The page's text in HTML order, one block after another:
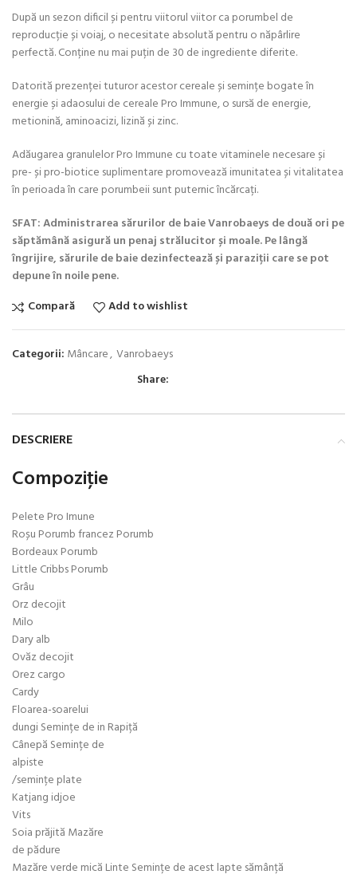
După un sezon dificil și pentru viitorul viitor ca porumbel de
reproducție și voiaj, o necesitate absolută pentru o năpârlire
perfectă. Conține nu mai puțin de 30 de ingrediente diferite.
Datorită prezenței tuturor acestor cereale și semințe bogate în
energie și adaosului de cereale Pro Immune, o sursă de energie,
metionină, aminoacizi, lizină și zinc.
Adăugarea granulelor Pro Immune cu toate vitaminele necesare și
pre- și pro-biotice suplimentare promovează imunitatea și vitalitatea
în perioada în care porumbeii sunt puternic încărcați.
SFAT: Administrarea sărurilor de baie Vanrobaeys de două ori pe
săptămână asigură un penaj strălucitor și moale. Pe lângă
îngrijire, sărurile de baie dezinfectează și paraziții care se pot
depune în noile pene.
Compară
Add to wishlist
Categorii: Mâncare, Vanrobaeys
Share:
DESCRIERE
Compoziţie
Pelete Pro Imune
Roșu Porumb francez Porumb
Bordeaux Porumb
Little Cribbs Porumb
Grâu
Orz decojit
Milo
Dary alb
Ovăz decojit
Orez cargo
Cardy
Floarea-soarelui
dungi Semințe de in Rapiță
Cânepă Semințe de
alpiste
/semințe plate
Katjang idjoe
Vits
Soia prăjită Mazăre
de pădure
Mazăre verde mică Linte Semințe de acest lapte sămânță